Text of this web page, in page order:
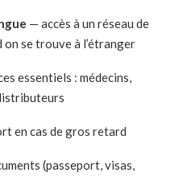
— accès à un réseau de
on se trouve à l’étranger
essentiels : médecins,
en cas de gros retard
(passeport, visas,